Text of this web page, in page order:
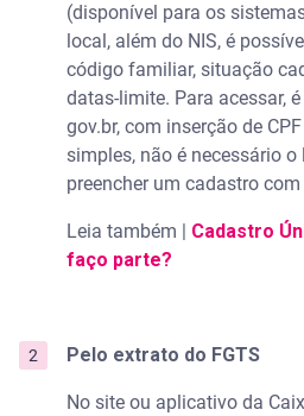
(disponível para os
local, além do NIS, é
código familiar, situação
datas-limite. Para acessar,
gov.br, com inserção de
simples, não é necessário
preencher um cadastro
Leia também | Cadastro
faço parte?
Pelo extrato do FGTS
No site ou aplicativo da